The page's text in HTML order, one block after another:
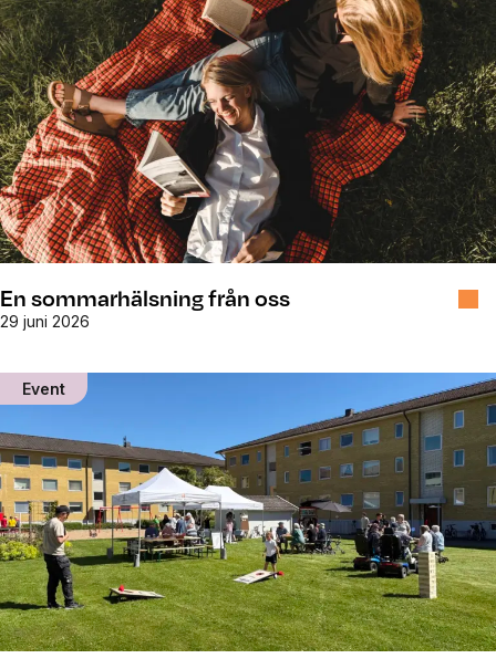
En sommarhälsning från oss
29 juni 2026
Event